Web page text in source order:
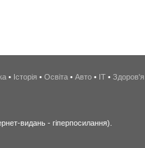
• Історія • Освіта • Авто • IT • Здоров'я
видань - гіперпосилання).